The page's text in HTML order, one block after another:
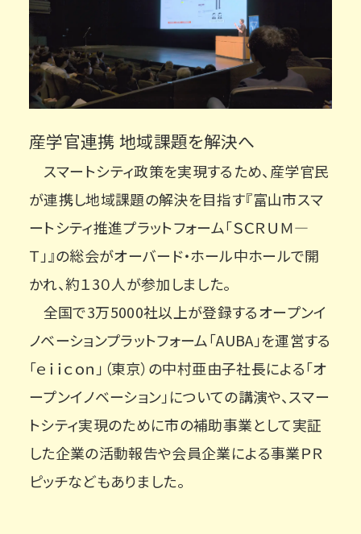
産学官連携 地域課題を解決へ
スマートシティ政策を実現するため、産学官民
が連携し地域課題の解決を目指す『富山市スマ
ートシティ推進プラットフォーム「ＳＣＲＵＭ―
Ｔ」』の総会がオーバード・ホール中ホールで開
かれ、約１3０人が参加しました。
全国で3万5000社以上が登録するオープンイ
ノベーションプラットフォーム「AUBA」を運営する
「ｅｉｉｃｏｎ」（東京）の中村亜由子社長による「オ
ープンイノベーション」についての講演や、スマー
トシティ実現のために市の補助事業として実証
した企業の活動報告や会員企業による事業ＰＲ
ピッチなどもありました。